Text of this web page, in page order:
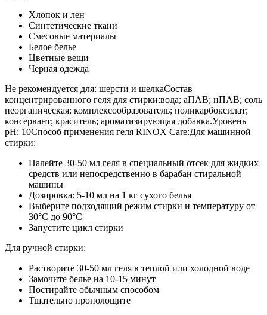
Хлопок и лен
Синтетические ткани
Смесовые материалы
Белое белье
Цветные вещи
Черная одежда
Не рекомендуется для: шерсти и шелкаСостав
концентрированного геля для стирки:вода; аПАВ; нПАВ; соль
неорганическая; комплексообразователь; поликарбоксилат;
консервант; краситель; ароматизирующая добавка.Уровень
pH: 10Способ применения геля RINOX Care:Для машинной
стирки:
Налейте 30-50 мл геля в специальный отсек для жидких
средств или непосредственно в барабан стиральной
машины
Дозировка: 5-10 мл на 1 кг сухого белья
Выберите подходящий режим стирки и температуру от
30°C до 90°C
Запустите цикл стирки
Для ручной стирки:
Растворите 30-50 мл геля в теплой или холодной воде
Замочите белье на 10-15 минут
Постирайте обычным способом
Тщательно прополощите